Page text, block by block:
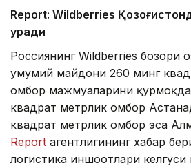
Report: Wildberries
қуради
Россиянинг Wildberries бозори
умумий майдони 260 минг
омбор мажмуаларини
квадрат метрлик омбор
квадрат метрлик омбор эса
Report агентлигининг хабар
логистика иншоотлари